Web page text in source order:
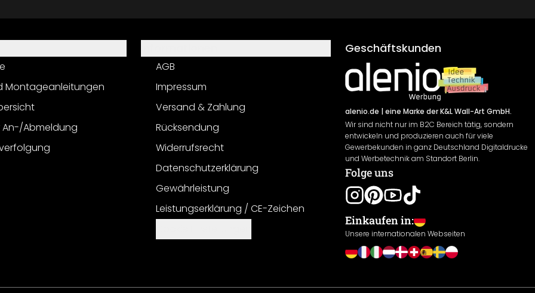
Montageanleitungen
An-/Abmeldung
AGB
Impressum
Versand & Zahlung
Rücksendung
Widerrufsrecht
Datenschutzerklärung
Gewährleistung
Leistungserklärung / CE-Zeichen
Geschäftskunden
alenio.de | eine Marke der K&L Wall-Art GmbH.
Wir sind nicht nur im B2C Bereich tätig, sondern
entwickeln und produzieren auch für viele
Gewerbekunden in ganz Deutschland Digitaldrucke
und Werbetechnik am Standort Berlin.
Folge uns
Einkaufen in:
Unsere internationalen Webseiten